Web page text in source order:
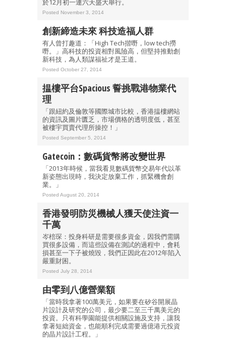
於12月初一連六天盛大舉行。
Posted November 3, 2014
創新締造未來 科技造福人群
有人曾打趣道：「High Tech揩嘢，low tech撈
嘢。」高科技的投資相對風險高，但堅持推動創
新科技，為人類謀福祉才是王道。
Posted October 27, 2014
揾樓平台Spacious 誓挑戰港物業代
理
「跟紐約及倫敦等國際城市比較，香港揾樓網站
的資訊及圖片匱乏，市場價格的透明度低，甚至
被樓宇買賣代理所操控！」
Posted September 5, 2014
Gatecoin：數碼貨幣將改變世界
「2013年時候，當我看見數碼貨幣交易年代以革
新姿態出現時，我決定放棄工作，抓緊機會創
業。」
Posted August 20, 2014
香港發明防災機械人獲天使注資一
千萬
岑棓琛：投身科研是需要很多資金，因我們需購
買很多設備，而這些設備在測試的過程中，會耗
損甚至一下子被燒毀，我們正因此在2012年陷入
嚴重財困。
Posted July 28, 2014
由零到八億營業額
「當時我拿著100萬美元，如果要在矽谷開展晶
片設計及研究的公司，最少要二至三千萬美元的
投資。只有科學園能提供相關設施及支持，讓我
拿著短絀資金，也能順利完成需要過億港元投資
的晶片設計工程。」